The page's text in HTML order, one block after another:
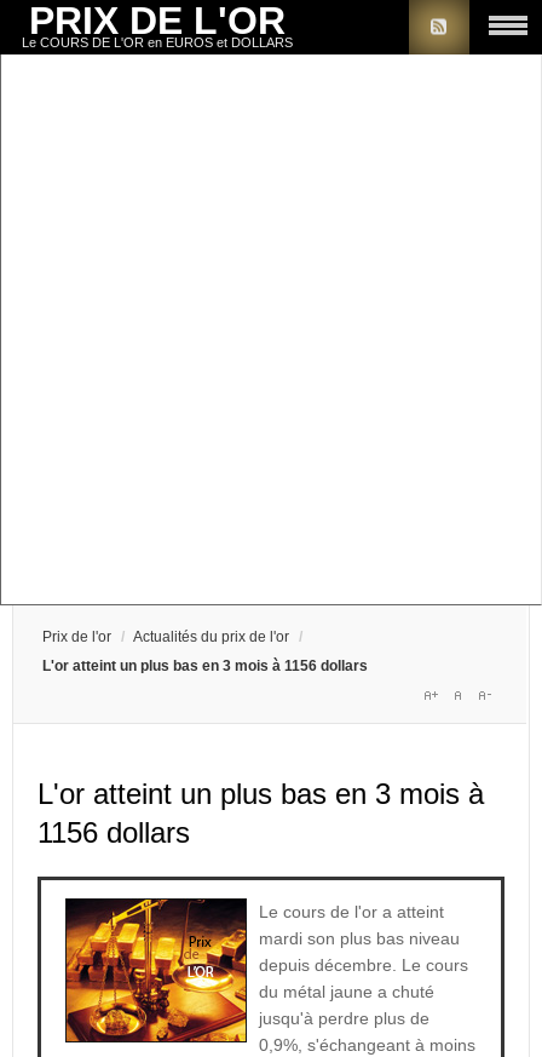
PRIX DE L'OR
Le COURS DE L'OR en EUROS et DOLLARS
Prix de l'or / Actualités du prix de l'or /
L'or atteint un plus bas en 3 mois à 1156 dollars
L'or atteint un plus bas en 3 mois à
1156 dollars
Le cours de l'or a atteint
mardi son plus bas niveau
depuis décembre. Le cours
du métal jaune a chuté
jusqu'à perdre plus de
0,9%, s'échangeant à moins